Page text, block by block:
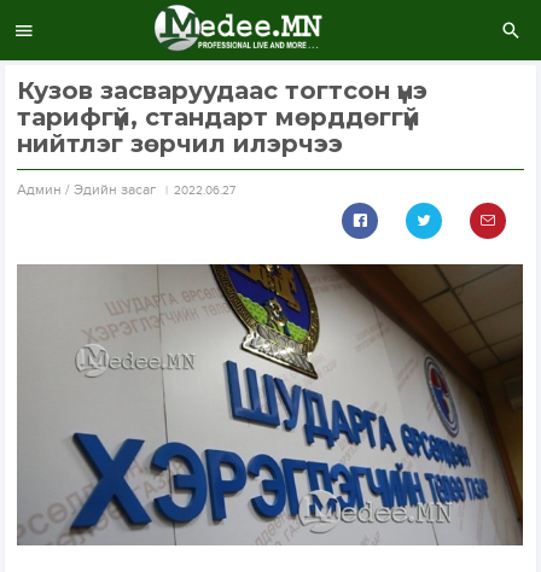
Кузов засваруудаас тогтсон үнэ
тарифгүй, стандарт мөрддөггүй
нийтлэг зөрчил илэрчээ
Aдмин / Эдийн засаг 2022.06.27